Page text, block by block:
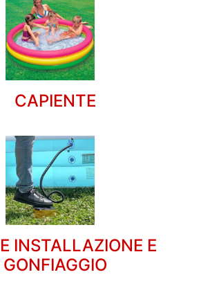
CAPIENTE
INSTALLAZIONE E
GONFIAGGIO